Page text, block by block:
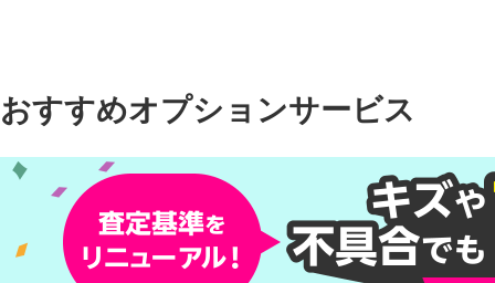
おすすめオプションサービス